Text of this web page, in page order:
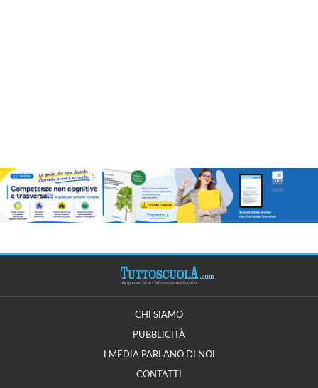
CHI SIAMO
PUBBLICITÀ
I MEDIA PARLANO DI NOI
CONTATTI